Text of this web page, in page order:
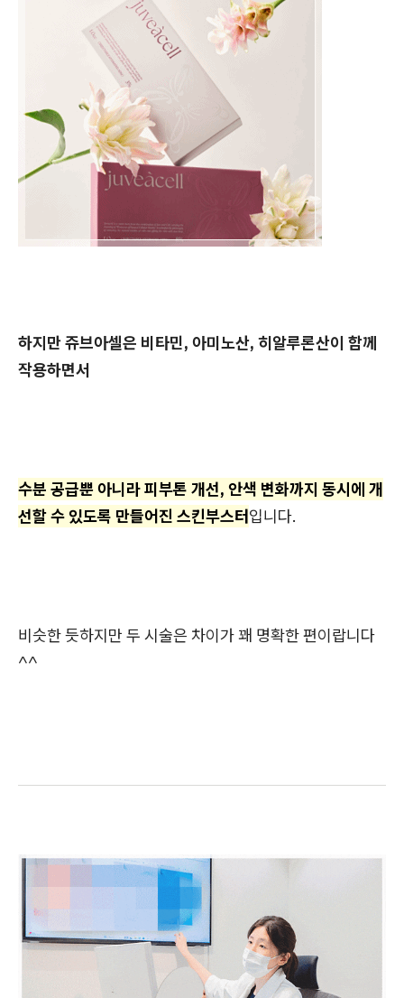
하지만 쥬브아셀은 비타민, 아미노산, 히알루론산이 함께
작용하면서
수분 공급뿐 아니라 피부톤 개선, 안색 변화까지 동시에 개
선할 수 있도록 만들어진 스킨부스터입니다.
비슷한 듯하지만 두 시술은 차이가 꽤 명확한 편이랍니다
^^